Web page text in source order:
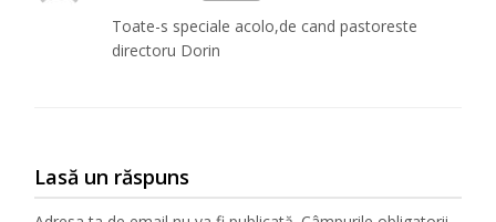
Toate-s speciale acolo,de cand pastoreste
directoru Dorin
Lasă un răspuns